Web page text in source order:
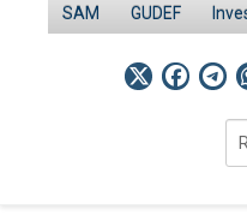
SAM GUDEF